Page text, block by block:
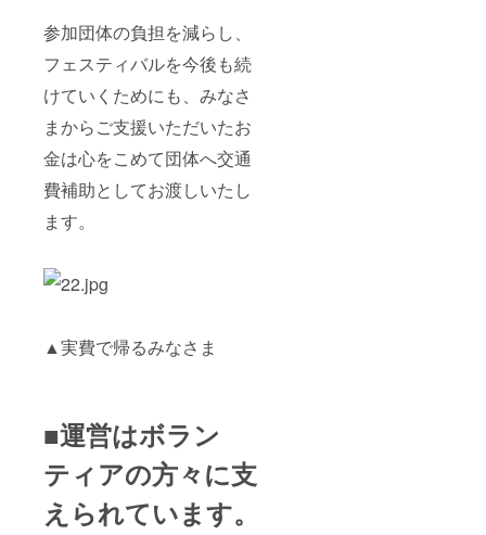
参加団体の負担を減らし、
フェスティバルを今後も続
けていくためにも、みなさ
まからご支援いただいたお
金は心をこめて団体へ交通
費補助としてお渡しいたし
ます。
▲実費で帰るみなさま
■運営はボラン
ティアの方々に支
えられています。